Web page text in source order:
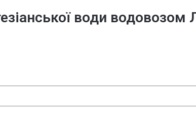
води водовозом